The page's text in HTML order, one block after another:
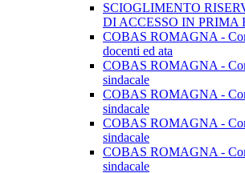
SCIOGLIMENTO
DI ACCESSO IN PRIMA
COBAS ROMAGNA -
docenti ed ata
COBAS ROMAGNA -
sindacale
COBAS ROMAGNA -
sindacale
COBAS ROMAGNA -
sindacale
COBAS ROMAGNA -
sindacale